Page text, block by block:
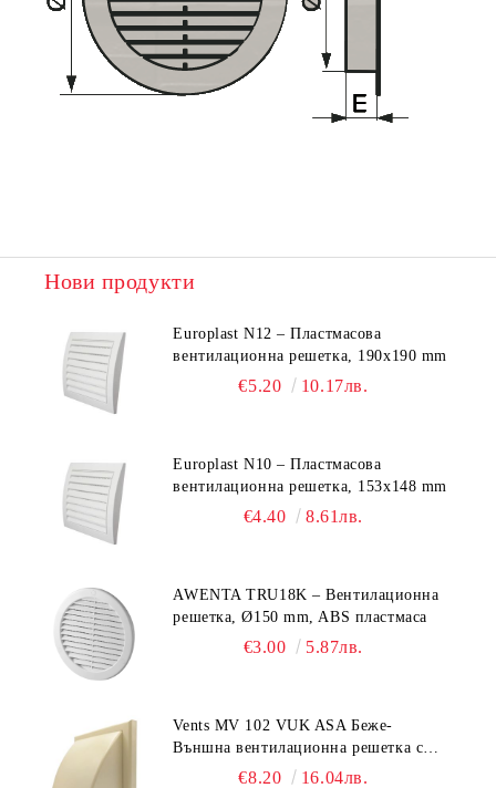
Нови продукти
Europlast N12 – Пластмасова
вентилационна решетка, 190x190 mm
€5.20 10.17лв.
Europlast N10 – Пластмасова
вентилационна решетка, 153x148 mm
€4.40 8.61лв.
AWENTA TRU18K – Вентилационна
решетка, Ø150 mm, ABS пластмаса
€3.00 5.87лв.
Vents MV 102 VUK ASA Беже-
Външна вентилационна решетка с
гравитачна клапа Ø 100, Ø 125,
€8.20 16.04лв.